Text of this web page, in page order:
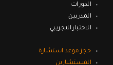
الدورات
المدربين
الاختبار التجريبي
حجز موعد استشارة
المستشارين